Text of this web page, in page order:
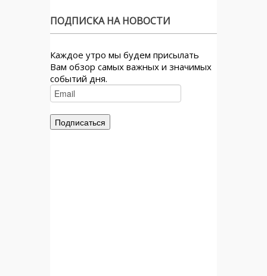
ПОДПИСКА НА НОВОСТИ
Каждое утро мы будем присылать
Вам обзор самых важных и значимых
событий дня.